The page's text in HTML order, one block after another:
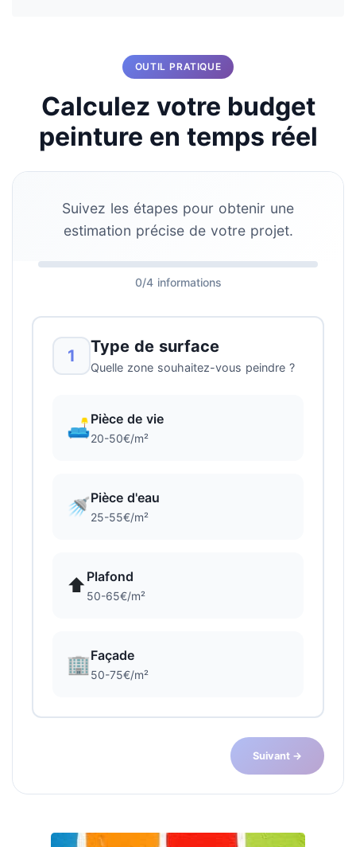
OUTIL PRATIQUE
Calculez votre budget
peinture en temps réel
Suivez les étapes pour obtenir une
estimation précise de votre projet.
0/4 informations
1 Type de surface
Quelle zone souhaitez-vous peindre ?
🛋️Pièce de vie
20-50€/m²
🚿Pièce d'eau
25-55€/m²
⬆️ Plafond
50-65€/m²
🏢Façade
50-75€/m²
Suivant →